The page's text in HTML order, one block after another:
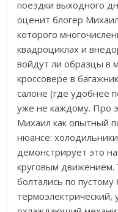
поездки выходного
оценит блогер
которого
квадроциклах и
войдут ли образцы в
кроссовере в
салоне (где удобнее
уже не каждому. Про
Михаил как опытный
нюансе:
демонстрирует это
круговым
болтались по пустому
термоэлектрический,